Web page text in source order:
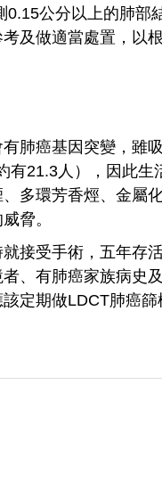
公分以上的肺部
及做適當處置，以根
肺癌基因突變，雖
有21.3人），因此生
多環芳香烴、金屬
脅。
接受手術，五年存
、有肺癌家族病史
定期做LDCT肺癌